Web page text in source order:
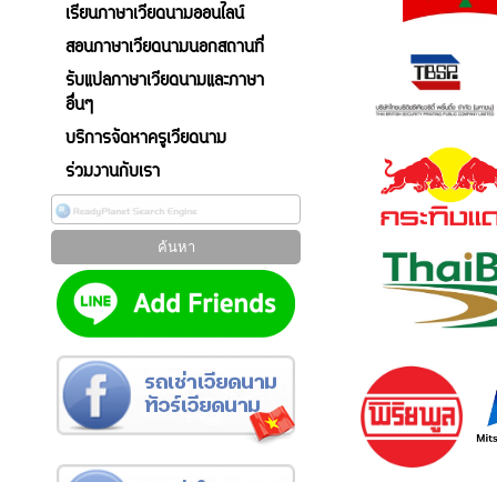
เรียนภาษาเวียดนามออนไลน์
สอนภาษาเวียดนามนอกสถานที่
รับแปลภาษาเวียดนามและภาษา
อื่นๆ
บริการจัดหาครูเวียดนาม
ร่วมงานกับเรา